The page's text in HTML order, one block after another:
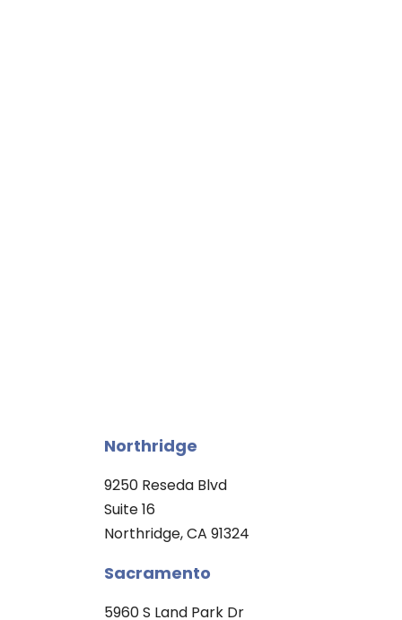
Northridge
9250 Reseda Blvd
Suite 16
Northridge, CA 91324
Sacramento
5960 S Land Park Dr